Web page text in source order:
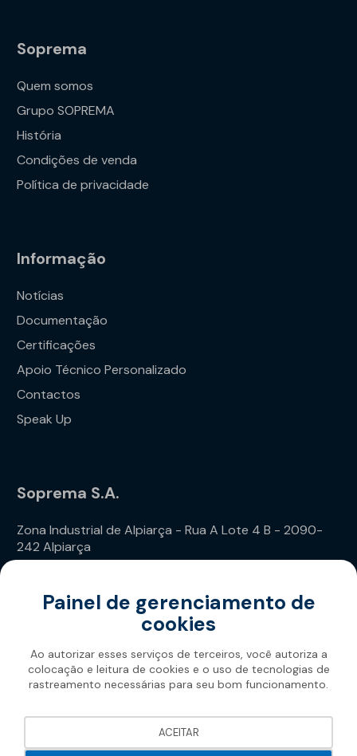
Soprema
Quem somos
Grupo SOPREMA
História
Condições de venda
Política de privacidade
Informação
Notícias
Documentação
Certificações
Apoio Técnico Personalizado
Contactos
Speak Up
Soprema S.A.
Zona Industrial de Alpiarça - Rua A Lote 4 B - 2090-
242 Alpiarça
Soprema 2026
Painel de gerenciamento de
cookies
Ao autorizar esses serviços de terceiros, você autoriza a
colocação e leitura de cookies e o uso de tecnologias de
rastreamento necessárias para seu bom funcionamento.
ACEITAR